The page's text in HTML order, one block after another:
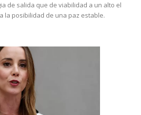
de salida que de viabilidad a un alto el
la posibilidad de una paz estable.